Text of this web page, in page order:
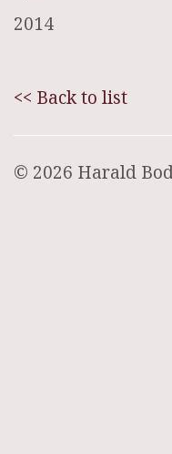
2014
<< Back to list
© 2026 Harald